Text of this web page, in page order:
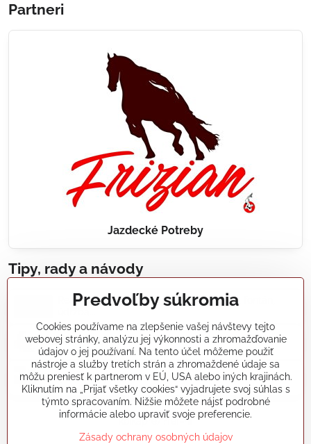
Partneri
Jazdecké Potreby
Tipy, rady a návody
Realizácie záhradných jazierok, bazénov, fontán,
Články a blogy
Rady a návody
koikapre/?ref=hl
Predvoľby súkromia
Cookies používame na zlepšenie vašej návštevy tejto
webovej stránky, analýzu jej výkonnosti a zhromažďovanie
údajov o jej používaní. Na tento účel môžeme použiť
nástroje a služby tretích strán a zhromaždené údaje sa
môžu preniesť k partnerom v EÚ, USA alebo iných krajinách.
Kliknutím na „Prijať všetky cookies“ vyjadrujete svoj súhlas s
týmto spracovaním. Nižšie môžete nájsť podrobné
informácie alebo upraviť svoje preferencie.
Zásady ochrany osobných údajov